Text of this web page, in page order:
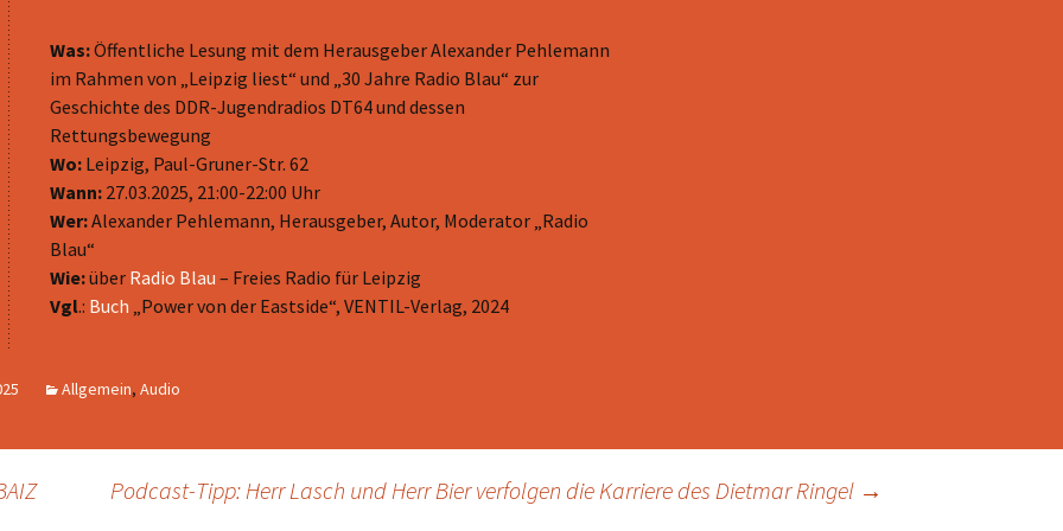
die
Lautstärke
zu
Was:Öffentliche Lesung mit dem Herausgeber Alexander Pehlemann
im Rahmen von „Leipzig liest“ und „30 Jahre Radio Blau“ zur
Geschichte des DDR-Jugendradios DT64 und dessen
Rettungsbewegung
Wo: Leipzig, Paul-Gruner-Str. 62
Wann: 27.03.2025, 21:00-22:00 Uhr
Wer:Alexander Pehlemann, Herausgeber, Autor, Moderator „Radio
Blau“
Wie:über Radio Blau – Freies Radio für Leipzig
Vgl.: Buch „Power von der Eastside“, VENTIL-Verlag, 2024
Allgemein, Audio
Podcast-Tipp: Herr Lasch und Herr Bier verfolgen die Karriere des Dietmar Ringel →